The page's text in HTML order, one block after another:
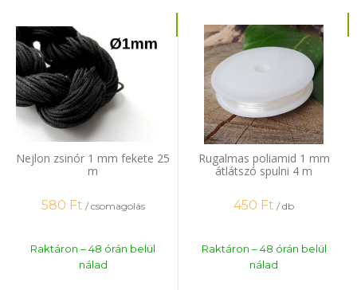
Nejlon zsinór 1 mm fekete 25
m
580 Ft / csomagolás
Raktáron – 48 órán belül
nálad
Rugalmas poliamid 1 mm
átlátszó spulni 4 m
450 Ft / db
Raktáron – 48 órán belül
nálad